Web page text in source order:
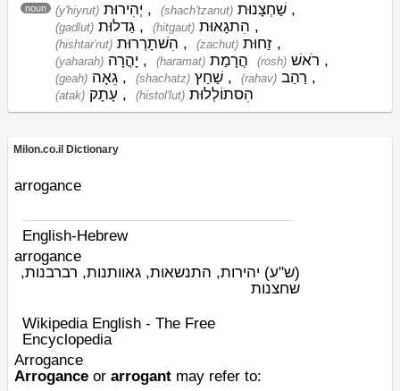
noun (y'hiyrut) יְהִירוּת , (shach'tzanut) שַׁחְצָנוּת ,
(gadlut) גַדלוּת , (hitgaut) הִתגָאוּת ,
(hishtar'rut) הִשׁתָרְרוּת , (zachut) זַחוּת ,
(yaharah) יָהֳרָה , (haramat) הֲרָמַת (rosh) רֹאשׁ ,
(geah) גֵאָה , (shachatz) שַׁחַץ , (rahav) רַהַב ,
(atak) עָתָק , (histol'lut) הִסתוֹלְלוּת
Milon.co.il Dictionary
arrogance
English-Hebrew
arrogance
(ש"ע) יהירות, התנשאות, גאוותנות, רברבנות,
שחצנות
Wikipedia English - The Free
Encyclopedia
Arrogance
Arrogance or arrogant may refer to: